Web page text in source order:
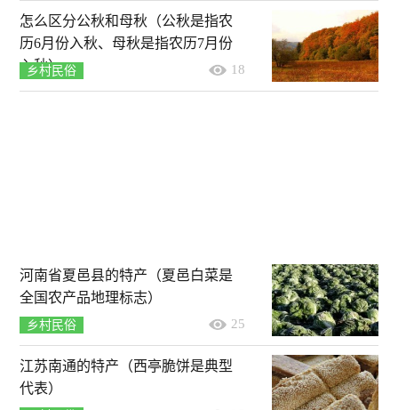
怎么区分公秋和母秋（公秋是指农
历6月份入秋、母秋是指农历7月份
入秋）
乡村民俗 18
河南省夏邑县的特产（夏邑白菜是
全国农产品地理标志）
乡村民俗 25
江苏南通的特产（西亭脆饼是典型
代表）